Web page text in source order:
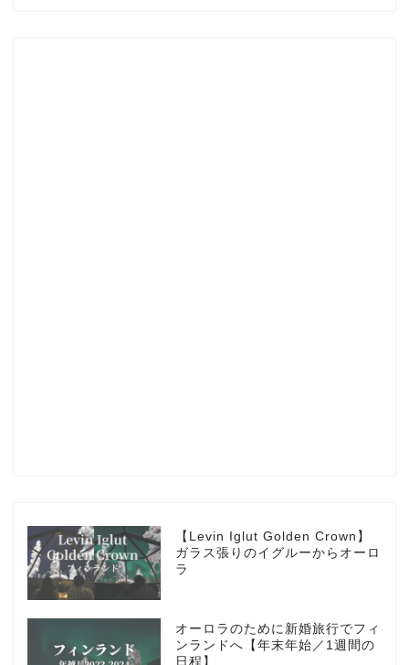
【Levin Iglut Golden Crown】
ガラス張りのイグルーからオーロ
ラ
オーロラのために新婚旅行でフィ
ンランドへ【年末年始／1週間の
日程】
HOTEL
TRAVEL